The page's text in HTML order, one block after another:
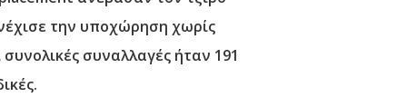
την υποχώρηση χωρίς
συναλλαγές ήταν 191